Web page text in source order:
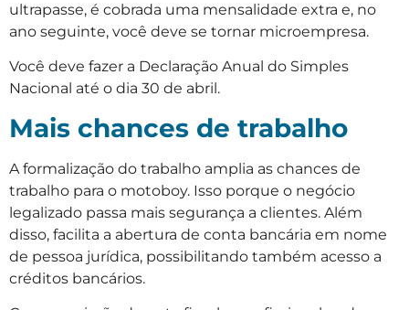
ultrapasse, é cobrada uma mensalidade extra e, no
ano seguinte, você deve se tornar microempresa.
Você deve fazer a Declaração Anual do Simples
Nacional até o dia 30 de abril.
Mais chances de trabalho
A formalização do trabalho amplia as chances de
trabalho para o motoboy. Isso porque o negócio
legalizado passa mais segurança a clientes. Além
disso, facilita a abertura de conta bancária em nome
de pessoa jurídica, possibilitando também acesso a
créditos bancários.